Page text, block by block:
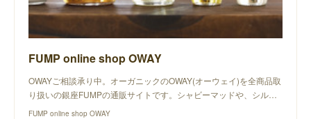
FUMP online shop OWAY
OWAYご相談承り中。オーガニックのOWAY(オーウェイ)を全商品取
り扱いの銀座FUMPの通販サイトです。シャビーマッドや、シル…
FUMP online shop OWAY